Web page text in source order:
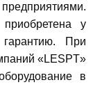
у
При
«LESPT»
в